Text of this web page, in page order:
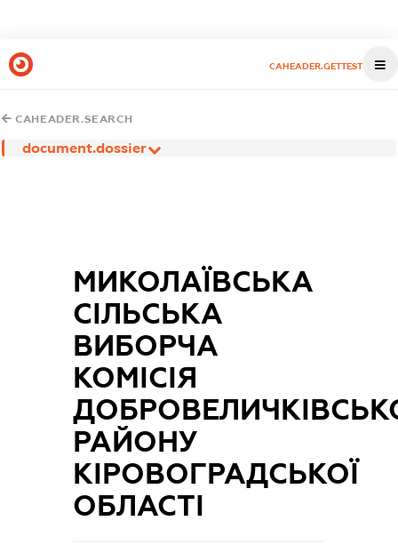
CAHEADER.GETTEST
CAHEADER.SEARCH
document.dossier
МИКОЛАЇВСЬКА
СІЛЬСЬКА
ВИБОРЧА
КОМІСІЯ
РАЙОНУ
КІРОВОГРАДСЬКОЇ
ОБЛАСТІ